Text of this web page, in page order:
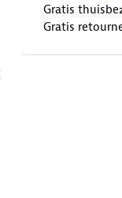
Gratis
Gratis